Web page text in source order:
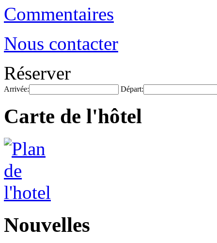
Commentaires
Nous contacter
Réserver
Arrivée: Départ:
Carte de l'hôtel
Nouvelles